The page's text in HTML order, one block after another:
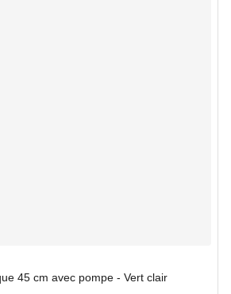
45 cm avec pompe - Vert clair